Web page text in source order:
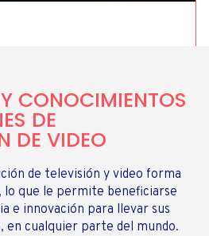
CONOCIMIENTOS
DE
DE VIDEO
de televisión y video forma
lo que le permite beneficiarse
e innovación para llevar sus
en cualquier parte del mundo.